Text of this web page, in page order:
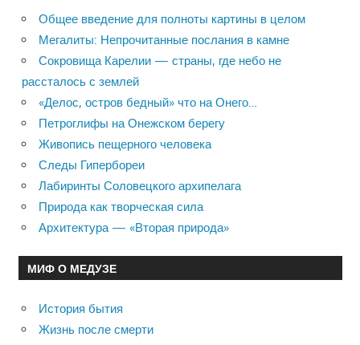
Общее введение для полноты картины в целом
Мегалиты: Непрочитанные послания в камне
Сокровища Карелии — страны, где небо не
рассталось с землей
«Делос, остров бедный» что на Онего…
Петроглифы на Онежском берегу
Живопись пещерного человека
Следы Гипербореи
Лабиринты Соловецкого архипелага
Природа как творческая сила
Архитектура — «Вторая природа»
МИФ О МЕДУЗЕ
История бытия
Жизнь после смерти